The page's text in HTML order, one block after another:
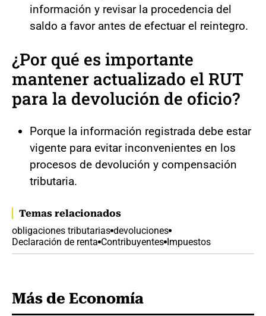
información y revisar la procedencia del
saldo a favor antes de efectuar el reintegro.
¿Por qué es importante
mantener actualizado el RUT
para la devolución de oficio?
Porque la información registrada debe estar
vigente para evitar inconvenientes en los
procesos de devolución y compensación
tributaria.
Temas relacionados
obligaciones tributarias devoluciones
Declaración de renta Contribuyentes Impuestos
Más de Economía